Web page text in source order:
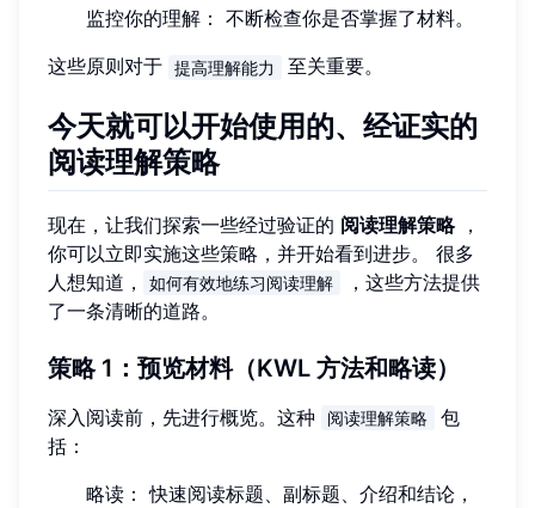
监控你的理解： 不断检查你是否掌握了材料。
这些原则对于
提高理解能力 至关重要。
今天就可以开始使用的、经证实的
阅读理解策略
现在，让我们探索一些经过验证的 阅读理解策略，
你可以立即实施这些策略，并开始看到进步。 很多
人想知道，
如何有效地练习阅读理解
，这些方法提供
了一条清晰的道路。
策略 1：预览材料（KWL 方法和略读）
深入阅读前，先进行概览。这种 阅读理解策略
包
括：
略读： 快速阅读标题、副标题、介绍和结论，